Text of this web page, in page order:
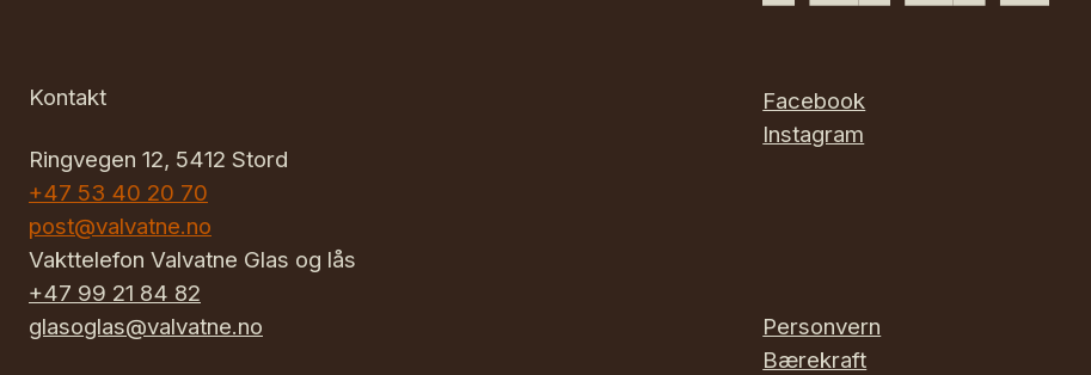
Kontakt
Ringvegen 12, 5412 Stord
+47 53 40 20 70
post@valvatne.no
Vakttelefon Valvatne Glas og lås
+47 99 21 84 82
glasoglas@valvatne.no
Facebook
Instagram
Personvern
Bærekraft